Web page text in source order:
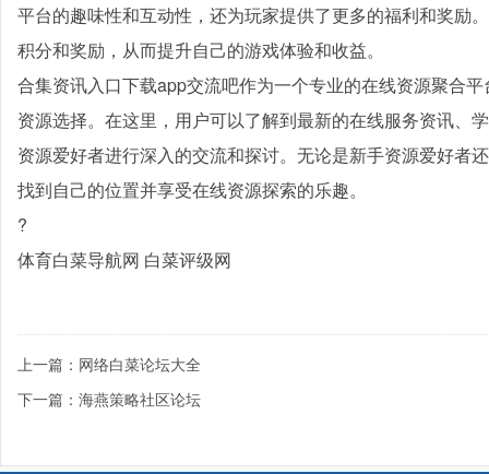
平台的趣味性和互动性，还为玩家提供了更多的福利和奖励
积分和奖励，从而提升自己的游戏体验和收益。
合集资讯入口下载app交流吧作为一个专业的在线资源聚合
资源选择。在这里，用户可以了解到最新的在线服务资讯、
资源爱好者进行深入的交流和探讨。无论是新手资源爱好者
找到自己的位置并享受在线资源探索的乐趣。
?
体育白菜导航网 白菜评级网
上一篇：网络白菜论坛大全
下一篇：海燕策略社区论坛